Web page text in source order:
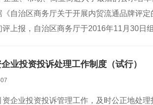
自治区商务厅关于开展内贸流通品牌评
上报，自治区商务厅于2016年11月30日
业投资投诉处理工作制度（试行）
企业投资投诉管理工作，及时公正地处